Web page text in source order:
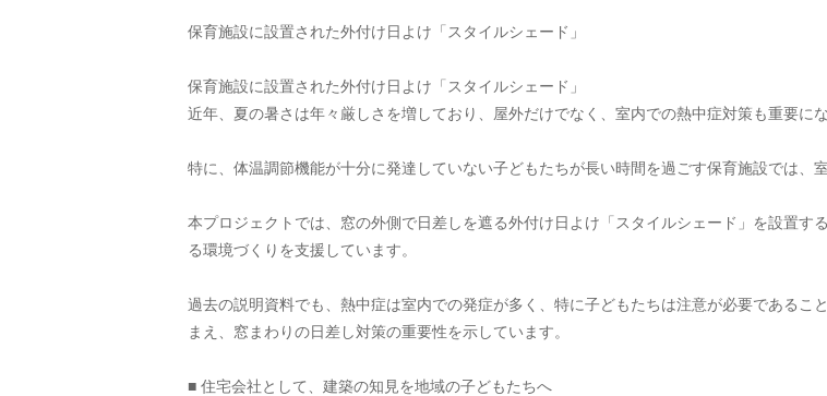
保育施設に設置された外付け日よけ「スタイルシェード」
保育施設に設置された外付け日よけ「スタイルシェード」
近年、夏の暑さは年々厳しさを増しており、屋外だけでなく、室内での熱中症対策も重要にな
特に、体温調節機能が十分に発達していない子どもたちが長い時間を過ごす保育施設では、
本プロジェクトでは、窓の外側で日差しを遮る外付け日よけ「スタイルシェード」を設置
る環境づくりを支援しています。
過去の説明資料でも、熱中症は室内での発症が多く、特に子どもたちは注意が必要である
まえ、窓まわりの日差し対策の重要性を示しています。
■ 住宅会社として、建築の知見を地域の子どもたちへ